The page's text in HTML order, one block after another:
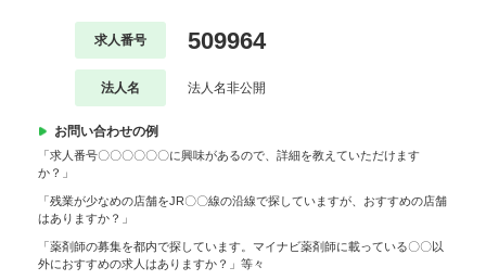
求人番号 509964
法人名 法人名非公開
お問い合わせの例
「求人番号〇〇〇〇〇〇に興味があるので、詳細を教えていただけます
か？」
「残業が少なめの店舗をJR〇〇線の沿線で探していますが、おすすめの店舗
はありますか？」
「薬剤師の募集を都内で探しています。マイナビ薬剤師に載っている〇〇以
外におすすめの求人はありますか？」等々